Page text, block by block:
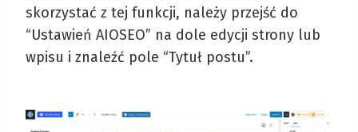
skorzystać z tej funkcji, należy przejść do
“Ustawień AIOSEO” na dole edycji strony lub
wpisu i znaleźć pole “Tytuł postu”.